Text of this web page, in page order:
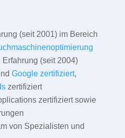
(seit 2001) im Bereich
(seit 2004)
Google zertifiziert,
zertifiziert
zertifiziert sowie
von Spezialisten und